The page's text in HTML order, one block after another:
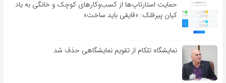
حمایت استارتاپ‌ها از کسب‌وکارهای کوچک و خانگی به یاد
کیان پیرفلک: «قایقی باید ساخت»
نمایشگاه تلکام از تقویم نمایشگاهی حذف شد